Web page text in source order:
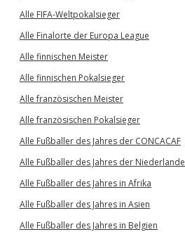
Alle FIFA-Weltpokalsieger
Alle Finalorte der Europa League
Alle finnischen Meister
Alle finnischen Pokalsieger
Alle französischen Meister
Alle französischen Pokalsieger
Alle Fußballer des Jahres der CONCACAF
Alle Fußballer des Jahres der Niederlande
Alle Fußballer des Jahres in Afrika
Alle Fußballer des Jahres in Asien
Alle Fußballer des Jahres in Belgien